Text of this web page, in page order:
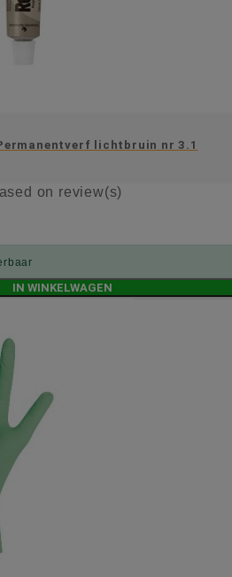
lichtbruin nr 3.1
on review(s)
IN WINKELWAGEN